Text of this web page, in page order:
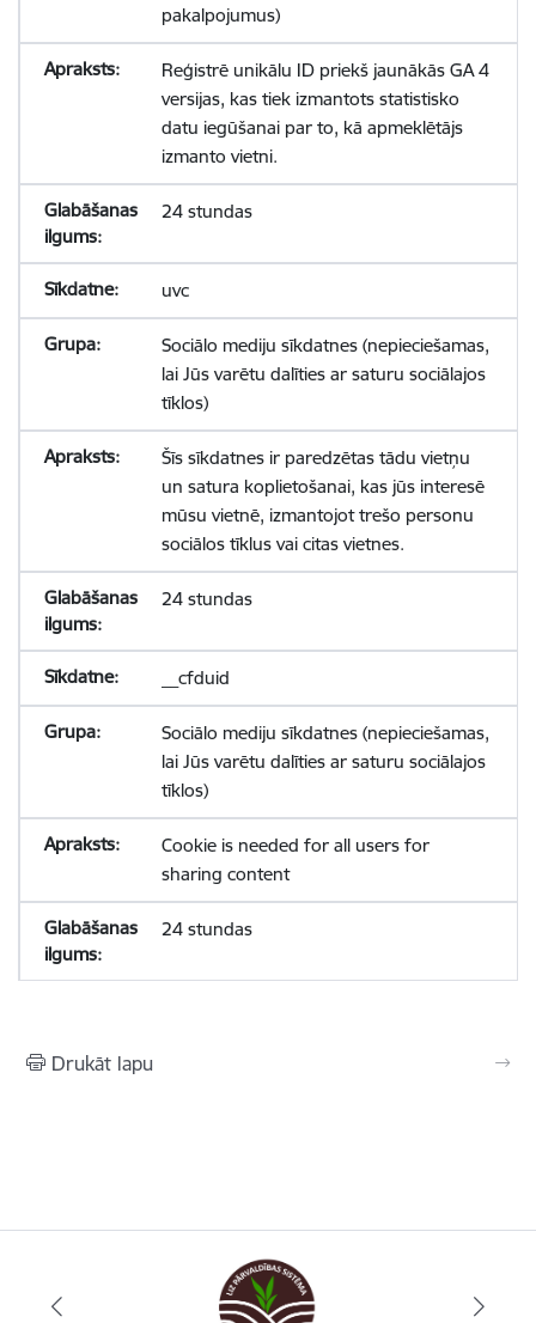
pakalpojumus)
Reģistrē unikālu ID priekš jaunākās GA 4
versijas, kas tiek izmantots statistisko
datu iegūšanai par to, kā apmeklētājs
izmanto vietni.
24 stundas
uvc
Sociālo mediju sīkdatnes (nepieciešamas,
lai Jūs varētu dalīties ar saturu sociālajos
tīklos)
Šīs sīkdatnes ir paredzētas tādu vietņu
un satura koplietošanai, kas jūs interesē
mūsu vietnē, izmantojot trešo personu
sociālos tīklus vai citas vietnes.
24 stundas
__cfduid
Sociālo mediju sīkdatnes (nepieciešamas,
lai Jūs varētu dalīties ar saturu sociālajos
tīklos)
Cookie is needed for all users for
sharing content
24 stundas
Drukāt lapu